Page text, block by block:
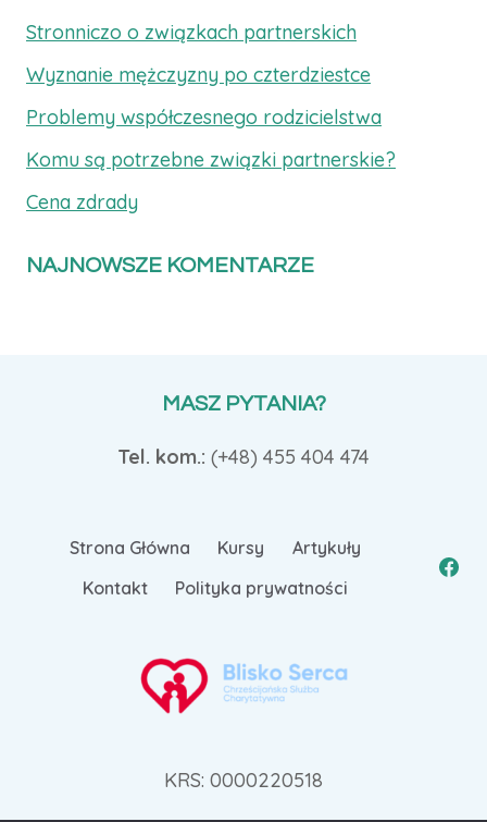
Stronniczo o związkach partnerskich
Wyznanie mężczyzny po czterdziestce
Problemy współczesnego rodzicielstwa
Komu są potrzebne związki partnerskie?
Cena zdrady
NAJNOWSZE KOMENTARZE
MASZ PYTANIA?
Tel. kom.: (+48) 455 404 474
Strona Główna Kursy
Artykuły
Kontakt
Polityka prywatności
KRS: 0000220518